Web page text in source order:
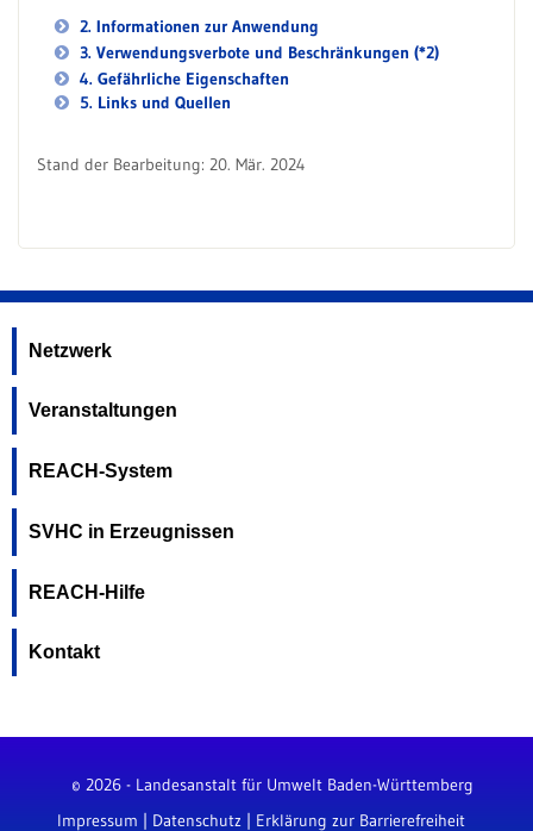
2. Informationen zur Anwendung
3. Verwendungsverbote und Beschränkungen (*2)
4. Gefährliche Eigenschaften
5. Links und Quellen
Stand der Bearbeitung: 20. Mär. 2024
Netzwerk
Veranstaltungen
REACH-System
SVHC in Erzeugnissen
REACH-Hilfe
Kontakt
© 2026 - Landesanstalt für Umwelt Baden-Württemberg
Impressum
Datenschutz| Erklärung zur Barrierefreiheit